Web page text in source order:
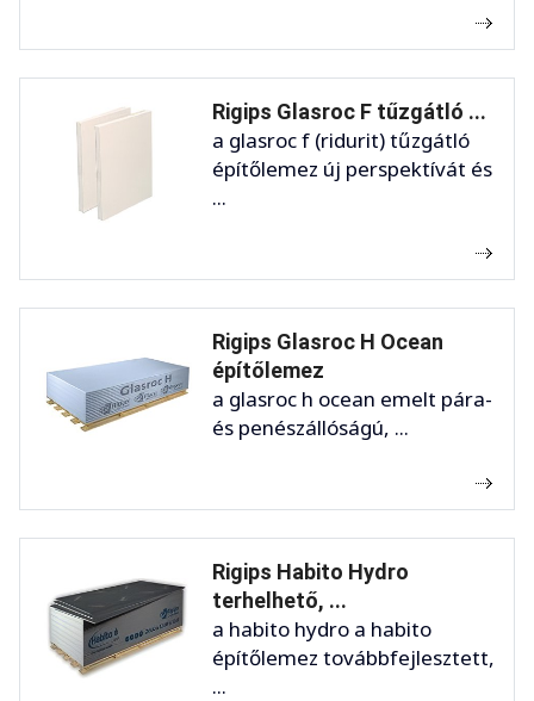
Rigips Glasroc F tűzgátló ...
a glasroc f (ridurit) tűzgátló
építőlemez új perspektívát és
...
Rigips Glasroc H Ocean
építőlemez
a glasroc h ocean emelt pára-
és penészállóságú, ...
Rigips Habito Hydro
terhelhető, ...
a habito hydro a habito
építőlemez továbbfejlesztett,
...